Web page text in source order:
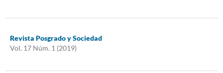
Revista Posgrado y Sociedad
Vol. 17 Núm. 1 (2019)